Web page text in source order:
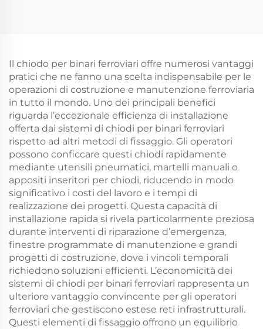
Il chiodo per binari ferroviari offre numerosi vantaggi
pratici che ne fanno una scelta indispensabile per le
operazioni di costruzione e manutenzione ferroviaria
in tutto il mondo. Uno dei principali benefici
riguarda l’eccezionale efficienza di installazione
offerta dai sistemi di chiodi per binari ferroviari
rispetto ad altri metodi di fissaggio. Gli operatori
possono conficcare questi chiodi rapidamente
mediante utensili pneumatici, martelli manuali o
appositi inseritori per chiodi, riducendo in modo
significativo i costi del lavoro e i tempi di
realizzazione dei progetti. Questa capacità di
installazione rapida si rivela particolarmente preziosa
durante interventi di riparazione d’emergenza,
finestre programmate di manutenzione e grandi
progetti di costruzione, dove i vincoli temporali
richiedono soluzioni efficienti. L’economicità dei
sistemi di chiodi per binari ferroviari rappresenta un
ulteriore vantaggio convincente per gli operatori
ferroviari che gestiscono estese reti infrastrutturali.
Questi elementi di fissaggio offrono un equilibrio